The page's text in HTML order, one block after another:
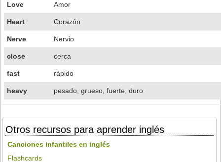
Love Amor
Heart Corazón
Nerve Nervio
close cerca
fast rápido
heavy pesado, grueso, fuerte, duro
Otros recursos para aprender inglés
Canciones infantiles en inglés
Flashcards